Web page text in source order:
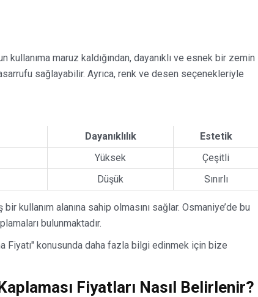
maruz kaldığından, dayanıklı ve esnek bir zemin
sağlayabilir. Ayrıca, renk ve desen seçenekleriyle
Dayanıklılık
Estetik
Yüksek
Çeşitli
Düşük Sınırlı
kullanım alanına sahip olmasını sağlar. Osmaniye’de bu
bulunmaktadır.
Fiyatı" konusunda daha fazla bilgi edinmek için bize
Fiyatları Nasıl Belirlenir?